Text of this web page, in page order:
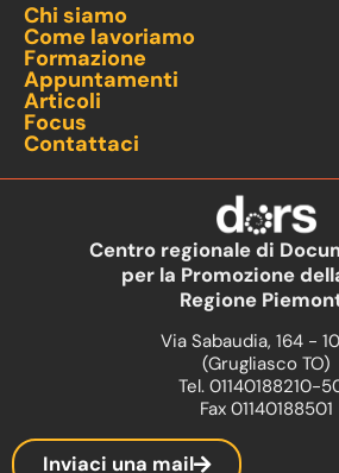
Chi siamo
Come lavoriamo
Formazione
Appuntamenti
Articoli
Focus
Contattaci
Centro regionale di
per la Promozione
Regione
Via Sabaudia, 164 -
(Grugliasco TO)
Tel. 01140188210-
Fax 01140188501
Inviaci una mail